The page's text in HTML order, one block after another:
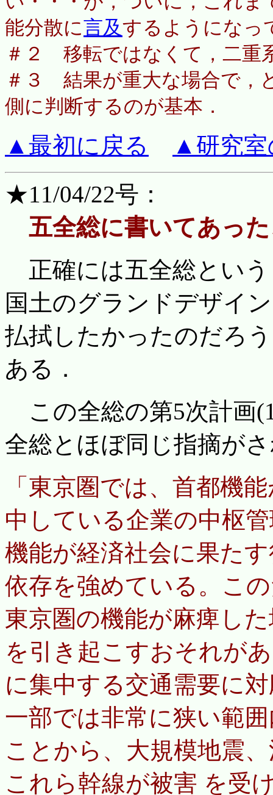
能分散に言及するようになっ
＃２ 移転ではなくて，二重
＃３ 結果が重大な場合で，
側に判断するのが基本．
▲最初に戻る
▲研究室
★11/04/22号：
五全総に書いてあっ
正確には五全総とい
国土のグランドデザイ
払拭したかったのだろ
ある．
この全総の第5次計画
全総とほぼ同じ指摘が
「東京圏では、首都機
中している企業の中枢
機能が経済社会に果た
依存を強めている。こ
東京圏の機能が麻痺し
を引き起こすおそれが
に集中する交通需要に
一部では非常に狭い範
ことから、大規模地震
これら幹線が被害 を受